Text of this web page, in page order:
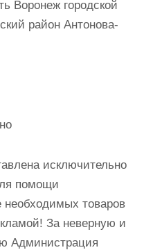
Воронеж городской
район Антонова-
исключительно
помощи
необходимых товаров
За неверную и
Администрация